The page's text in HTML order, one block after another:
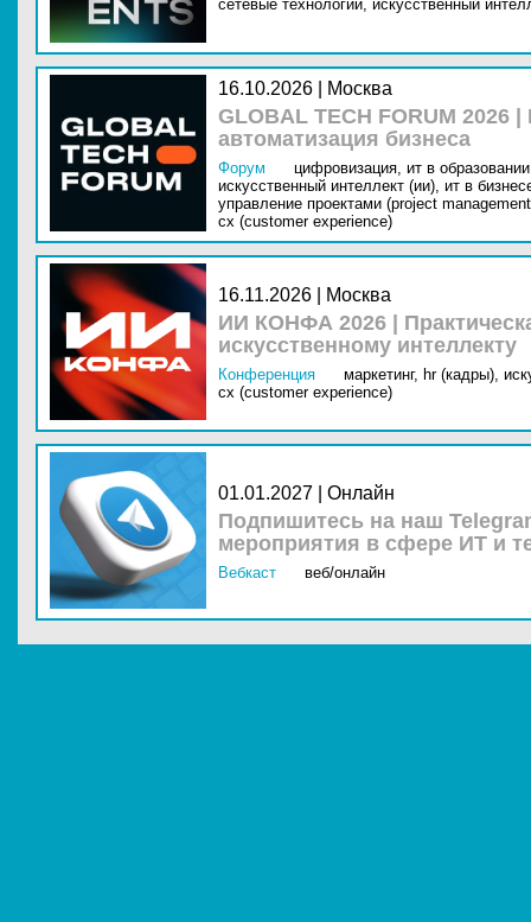
сетевые технологии, искусственный
16.10.2026 | Москва
GLOBAL TECH FORUM
автоматизация бизнеса
Форум цифровизация, ит в
искусственный интеллект (ии), ит в
управление проектами (project
cx (customer experience)
16.11.2026 | Москва
ИИ КОНФА 2026 |
искусственному интеллекту
Конференция маркетинг, hr (кадры),
cx (customer experience)
01.01.2027 | Онлайн
Подпишитесь на наш
мероприятия в сфере ИТ и
Вебкаст веб/онлайн